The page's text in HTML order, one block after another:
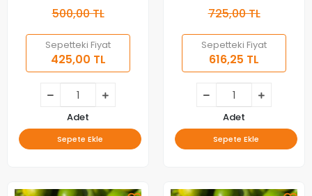
500,00 TL
Sepetteki Fiyat
425,00 TL
Adet
Sepete Ekle
725,00 TL
Sepetteki Fiyat
616,25 TL
Adet
Sepete Ekle